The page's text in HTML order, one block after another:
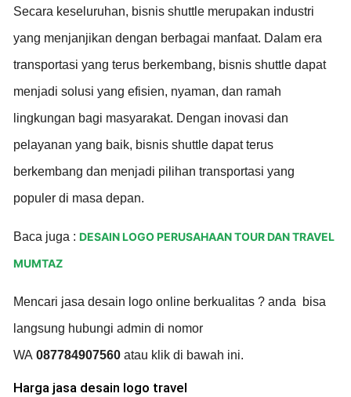
Secara keseluruhan, bisnis shuttle merupakan industri
yang menjanjikan dengan berbagai manfaat. Dalam era
transportasi yang terus berkembang, bisnis shuttle dapat
menjadi solusi yang efisien, nyaman, dan ramah
lingkungan bagi masyarakat. Dengan inovasi dan
pelayanan yang baik, bisnis shuttle dapat terus
berkembang dan menjadi pilihan transportasi yang
populer di masa depan.
Baca juga : DESAIN LOGO PERUSAHAAN TOUR DAN TRAVEL
MUMTAZ
Mencari jasa desain logo online berkualitas ? anda bisa
langsung hubungi admin di nomor
WA 087784907560 atau klik di bawah ini.
Harga jasa desain logo travel